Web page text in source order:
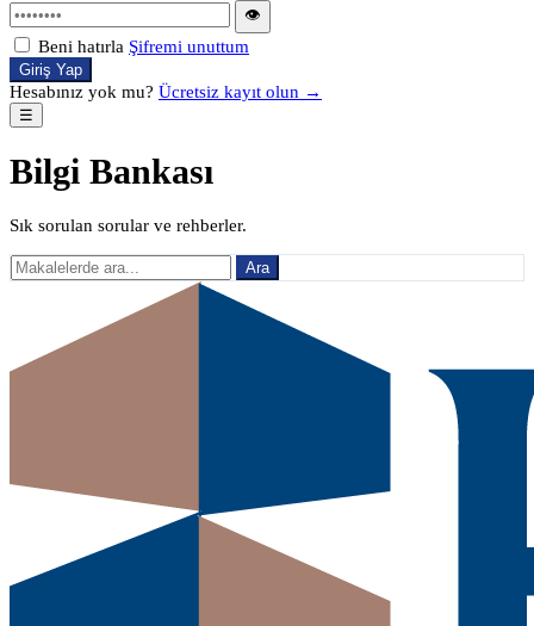
👁
Beni hatırla Şifremi unuttum
Giriş Yap
Hesabınız yok mu? Ücretsiz kayıt olun →
☰
Bilgi Bankası
Sık sorulan sorular ve rehberler.
Ara